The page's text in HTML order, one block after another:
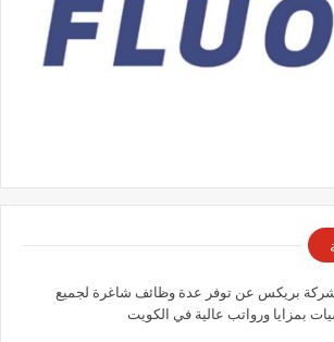
بريكس عن توفر عدة وظائف شاغرة لجميع
بمزايا ورواتب عالية في الكويت